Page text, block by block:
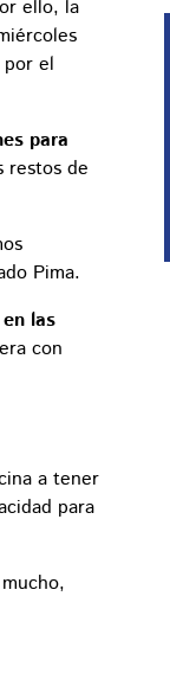
ello, la
el
para
restos de
Pima.
las
con
a tener
para